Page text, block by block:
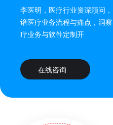
李医明，医疗行业资深顾问
谙医疗业务流程与痛点，洞
疗业务与软件定制开
在线咨询